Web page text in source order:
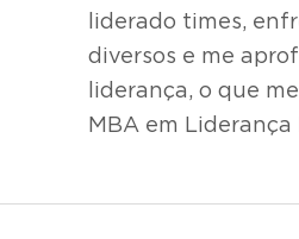
liderado times,
diversos e me
liderança, o que
MBA em